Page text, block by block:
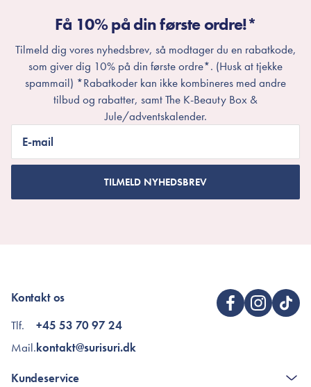
Få 10% på din første ordre!*
Tilmeld dig vores nyhedsbrev, så modtager du en rabatkode,
som giver dig 10% på din første ordre*. (Husk at tjekke
spammail) *Rabatkoder kan ikke kombineres med andre
tilbud og rabatter, samt The K-Beauty Box &
Jule/adventskalender.
E-mail
TILMELD NYHEDSBREV
Kontakt os
Tlf.
Mail.
+45 53 70 97 24
kontakt@surisuri.dk
Kundeservice